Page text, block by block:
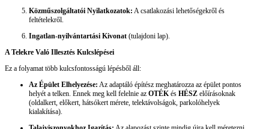
Közműszolgáltatói Nyilatkozatok: A csatlakozási lehetőségekről és
feltételekről.
Ingatlan-nyilvántartási Kivonat (tulajdoni lap).
A Telekre Való Illesztés Kulcslépései
Ez a folyamat több kulcsfontosságú lépésből áll:
Az Épület Elhelyezése: Az adaptáló építész meghatározza az épület pontos
helyét a telken. Ennek meg kell felelnie az OTÉKés HÉSZ előírásoknak
(oldalkert, előkert, hátsókert mérete, telektávolságok, parkolóhelyek
kialakítása).